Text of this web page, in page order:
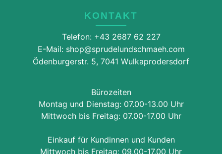
KONTAKT
Telefon: +43 2687 62 227
E-Mail: shop@sprudelundschmaeh.com
Ödenburgerstr. 5, 7041 Wulkaprodersdorf
Bürozeiten
Montag und Dienstag: 07.00-13.00 Uhr
Mittwoch bis Freitag: 07.00-17.00 Uhr
Einkauf für Kundinnen und Kunden
Mittwoch bis Freitag: 09.00-17.00 Uhr